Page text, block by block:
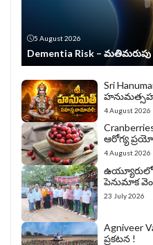
5 August 2026
Dementia Risk –
Sri
4 August 2026
ఆరోగ్య
4 August 2026
ఉయ్యూరులో
పెనుమాక
23 July 2026
Agniveer
ప్రకటన !